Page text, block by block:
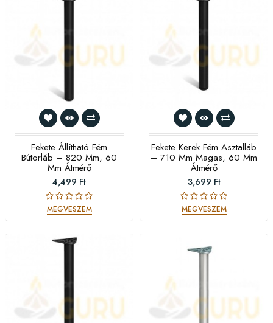
Fekete Állítható Fém
Bútorláb – 820 Mm, 60
Mm Átmérő
4,499 Ft
MEGVESZEM
Fekete Kerek Fém Asztalláb
– 710 Mm Magas, 60 Mm
Átmérő
3,699 Ft
MEGVESZEM